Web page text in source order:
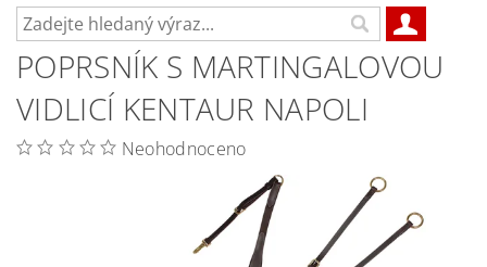
POPRSNÍK S MARTINGALOVOU
VIDLICÍ KENTAUR NAPOLI
Neohodnoceno